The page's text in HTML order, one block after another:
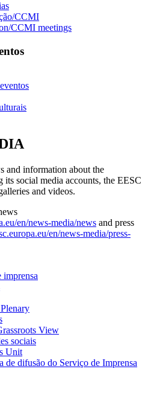
CCMI
CCMI meetings
and information about the
social media accounts, the EESC
and videos.
en/news-media/news and press
en/news-media/press-
imprensa
View
sociais
Unit
de difusão do Serviço de Imprensa